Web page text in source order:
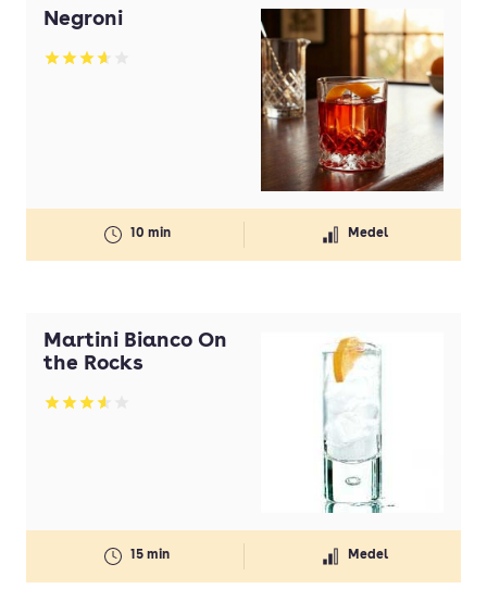
Negroni
Betyg: 3.63 av 5
10 min Medel
Martini Bianco On
the Rocks
Betyg: 3.55 av 5
15 min Medel